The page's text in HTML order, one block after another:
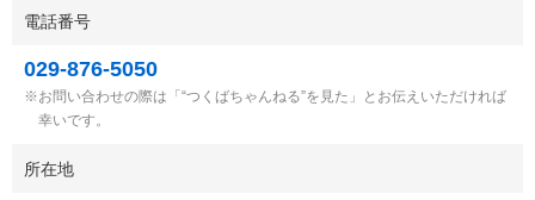
電話番号
029-876-5050
お問い合わせの際は「“つくばちゃんねる”を見た」とお伝えいただければ
幸いです。
所在地